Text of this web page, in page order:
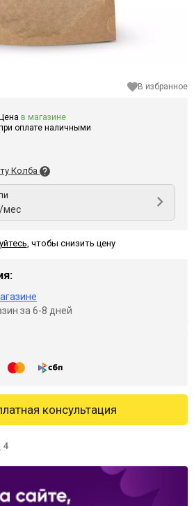
В избранное
в магазине
оплате наличными
Колба
мес
, чтобы снизить цену
за 6-8 дней
консультация
4